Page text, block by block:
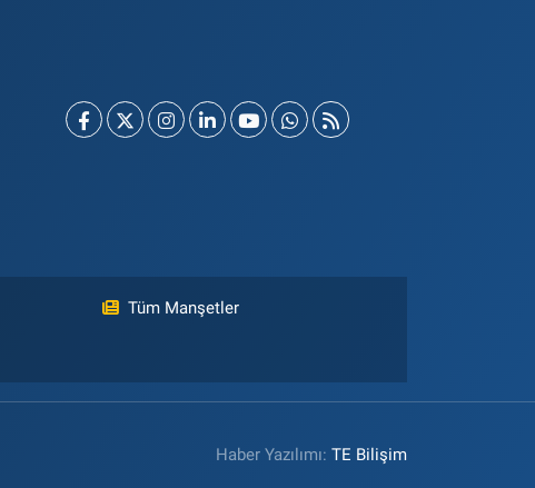
Tüm Manşetler
Haber Yazılımı:TE Bilişim